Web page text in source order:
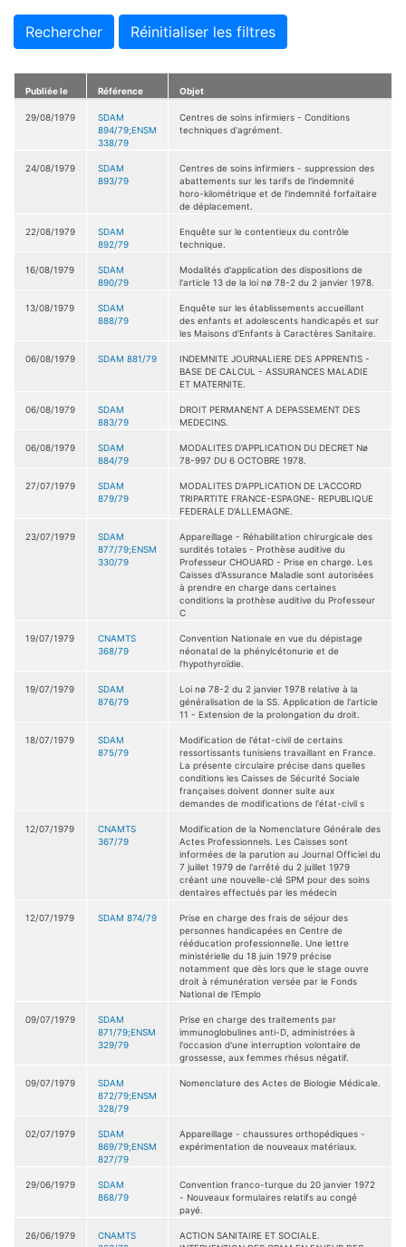
Rechercher Réinitialiser les filtres
Publiée le Référence Objet
29/08/1979
SDAM
894/79;ENSM
338/79
Centres de soins infirmiers - Conditions
techniques d'agrément.
24/08/1979
SDAM
893/79
Centres de soins infirmiers - suppression des
abattements sur les tarifs de l'indemnité
horo-kilométrique et de l'indemnité forfaitaire
de déplacement.
22/08/1979
SDAM
892/79
Enquête sur le contentieux du contrôle
technique.
16/08/1979
SDAM
890/79
Modalités d'application des dispositions de
l'article 13 de la loi nø 78-2 du 2 janvier 1978.
13/08/1979
SDAM
888/79
Enquête sur les établissements accueillant
des enfants et adolescents handicapés et sur
les Maisons d'Enfants à Caractères Sanitaire.
06/08/1979 SDAM 881/79
INDEMNITE JOURNALIERE DES APPRENTIS -
BASE DE CALCUL - ASSURANCES MALADIE
ET MATERNITE.
06/08/1979
SDAM
883/79
DROIT PERMANENT A DEPASSEMENT DES
MEDECINS.
06/08/1979
SDAM
884/79
MODALITES D'APPLICATION DU DECRET Nø
78-997 DU 6 OCTOBRE 1978.
27/07/1979
SDAM
879/79
MODALITES D'APPLICATION DE L'ACCORD
TRIPARTITE FRANCE-ESPAGNE- REPUBLIQUE
FEDERALE D'ALLEMAGNE.
23/07/1979
SDAM
877/79;ENSM
330/79
Appareillage - Réhabilitation chirurgicale des
surdités totales - Prothèse auditive du
Professeur CHOUARD - Prise en charge. Les
Caisses d'Assurance Maladie sont autorisées
à prendre en charge dans certaines
conditions la prothèse auditive du Professeur
C
19/07/1979
CNAMTS
368/79
Convention Nationale en vue du dépistage
néonatal de la phénylcétonurie et de
l'hypothyroïdie.
19/07/1979
SDAM
876/79
Loi nø 78-2 du 2 janvier 1978 relative à la
généralisation de la SS. Application de l'article
11 - Extension de la prolongation du droit.
18/07/1979
SDAM
875/79
Modification de l'état-civil de certains
ressortissants tunisiens travaillant en France.
La présente circulaire précise dans quelles
conditions les Caisses de Sécurité Sociale
françaises doivent donner suite aux
demandes de modifications de l'état-civil s
12/07/1979
CNAMTS
367/79
Modification de la Nomenclature Générale des
Actes Professionnels. Les Caisses sont
informées de la parution au Journal Officiel du
7 juillet 1979 de l'arrêté du 2 juillet 1979
créant une nouvelle-clé SPM pour des soins
dentaires effectués par les médecin
12/07/1979 SDAM 874/79
Prise en charge des frais de séjour des
personnes handicapées en Centre de
rééducation professionnelle. Une lettre
ministérielle du 18 juin 1979 précise
notamment que dès lors que le stage ouvre
droit à rémunération versée par le Fonds
National de l'Emplo
09/07/1979
SDAM
871/79;ENSM
329/79
Prise en charge des traitements par
immunoglobulines anti-D, administrées à
l'occasion d'une interruption volontaire de
grossesse, aux femmes rhésus négatif.
09/07/1979
SDAM
872/79;ENSM
328/79
Nomenclature des Actes de Biologie Médicale.
02/07/1979
SDAM
869/79;ENSM
827/79
Appareillage - chaussures orthopédiques -
expérimentation de nouveaux matériaux.
29/06/1979
SDAM
868/79
Convention franco-turque du 20 janvier 1972
- Nouveaux formulaires relatifs au congé
payé.
26/06/1979
CNAMTS
ACTION SANITAIRE ET SOCIALE.